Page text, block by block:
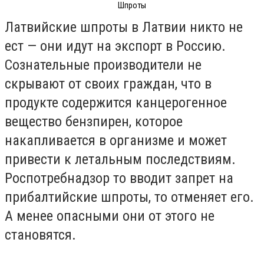
Шпроты
Латвийские шпроты в Латвии никто не
ест — они идут на экспорт в Россию.
Сознательные производители не
скрывают от своих граждан, что в
продукте содержится канцерогенное
вещество бензпирен, которое
накапливается в организме и может
привести к летальным последствиям.
Роспотребнадзор то вводит запрет на
прибалтийские шпроты, то отменяет его.
А менее опасными они от этого не
становятся.